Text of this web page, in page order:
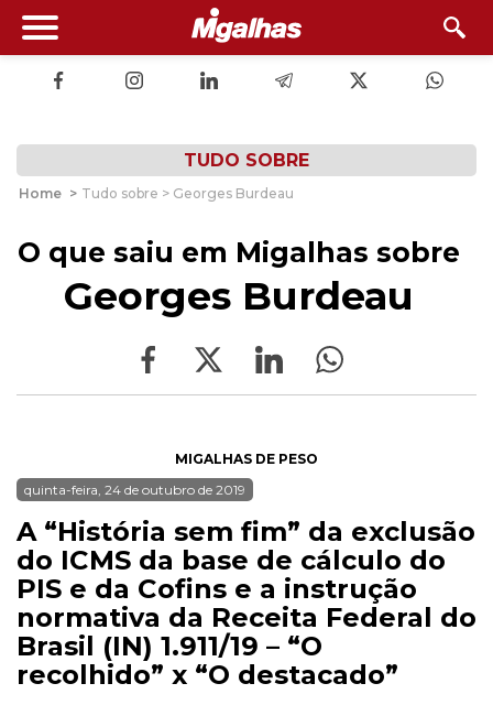
TUDO SOBRE
Home > Tudo sobre > Georges Burdeau
O que saiu em Migalhas sobre
Georges Burdeau
MIGALHAS DE PESO
quinta-feira, 24 de outubro de 2019
A “História sem fim” da exclusão
do ICMS da base de cálculo do
PIS e da Cofins e a instrução
normativa da Receita Federal do
Brasil (IN) 1.911/19 – “O
recolhido” x “O destacado”